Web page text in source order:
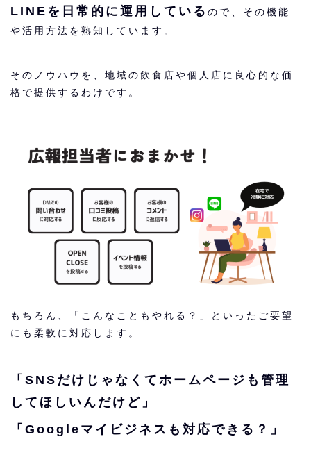
LINEを日常的に運用している ので、その機能
や活用方法を熟知しています。
そのノウハウを、地域の飲食店や個人店に良心的な価
格で提供するわけです。
もちろん、「こんなこともやれる？」といったご要望
にも柔軟に対応します。
「SNSだけじゃなくてホームページも管理
してほしいんだけど」
「Googleマイビジネスも対応できる？」